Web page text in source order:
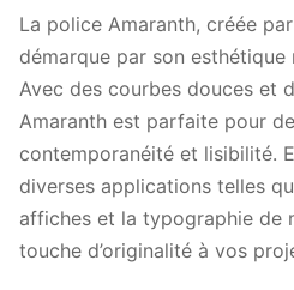
La police Amaranth, créée
démarque par son esthétique
Avec des courbes douces et
Amaranth est parfaite pour
contemporanéité et lisibilité.
diverses applications telles
affiches et la typographie de
touche d’originalité à vos